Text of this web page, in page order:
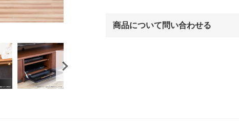
商品について問い合わせる